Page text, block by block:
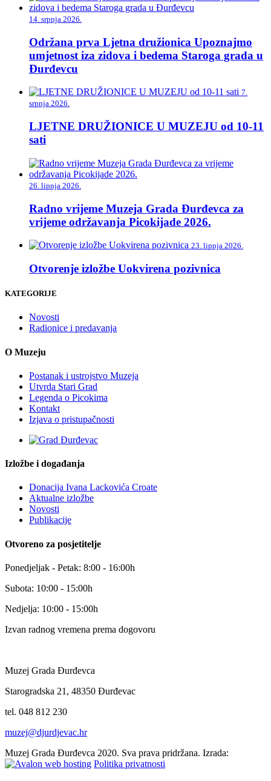
14. srpnja 2026.
Održana prva Ljetna družionica Upoznajmo
umjetnost iza zidova i bedema Staroga grada u
Đurđevcu
7.
srpnja 2026.
LJETNE DRUŽIONICE U MUZEJU od 10-11
sati
26. lipnja 2026.
Radno vrijeme Muzeja Grada Đurđevca za
vrijeme održavanja Picokijade 2026.
23. lipnja 2026.
Otvorenje izložbe Uokvirena pozivnica
KATEGORIJE
Novosti
Radionice i predavanja
O Muzeju
Postanak i ustrojstvo Muzeja
Utvrda Stari Grad
Legenda o Picokima
Kontakt
Izjava o pristupačnosti
Izložbe i događanja
Donacija Ivana Lackovića Croate
Aktualne izložbe
Novosti
Publikacije
Otvoreno za posjetitelje
Ponedjeljak - Petak: 8:00 - 16:00h
Subota: 10:00 - 15:00h
Nedjelja: 10:00 - 15:00h
Izvan radnog vremena prema dogovoru
Muzej Grada Đurđevca
Starogradska 21, 48350 Đurđevac
tel. 048 812 230
muzej@djurdjevac.hr
Muzej Grada Đurđevca 2020. Sva prava pridržana. Izrada:
Politika privatnosti